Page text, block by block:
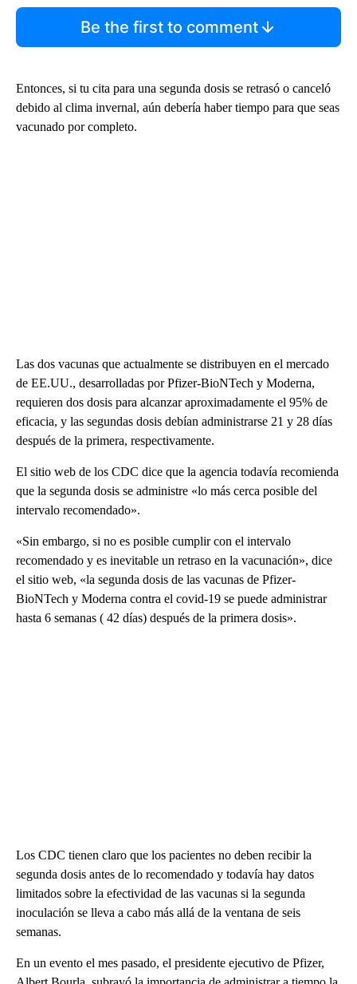
Be the first to comment
Entonces, si tu cita para una segunda dosis se retrasó o canceló
debido al clima invernal, aún debería haber tiempo para que seas
vacunado por completo.
Las dos vacunas que actualmente se distribuyen en el mercado
de EE.UU., desarrolladas por Pfizer-BioNTech y Moderna,
requieren dos dosis para alcanzar aproximadamente el 95% de
eficacia, y las segundas dosis debían administrarse 21 y 28 días
después de la primera, respectivamente.
El sitio web de los CDC dice que la agencia todavía recomienda
que la segunda dosis se administre «lo más cerca posible del
intervalo recomendado».
«Sin embargo, si no es posible cumplir con el intervalo
recomendado y es inevitable un retraso en la vacunación», dice
el sitio web, «la segunda dosis de las vacunas de Pfizer-
BioNTech y Moderna contra el covid-19 se puede administrar
hasta 6 semanas ( 42 días) después de la primera dosis».
Los CDC tienen claro que los pacientes no deben recibir la
segunda dosis antes de lo recomendado y todavía hay datos
limitados sobre la efectividad de las vacunas si la segunda
inoculación se lleva a cabo más allá de la ventana de seis
semanas.
En un evento el mes pasado, el presidente ejecutivo de Pfizer,